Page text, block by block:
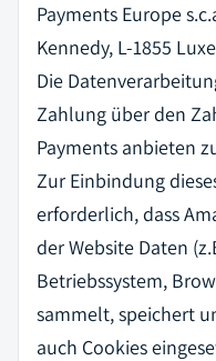
Payments Europe
Kennedy, L-1855
Die
Zahlung über den
Payments anbieten
Zur Einbindung
erforderlich, dass
der Website Daten
Betriebssystem,
sammelt, speichert
auch Cookies